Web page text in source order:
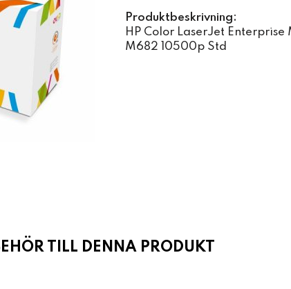
Produktbeskrivning:
HP Color LaserJet Enterprise
M682 10500p Std
TILL DENNA PRODUKT